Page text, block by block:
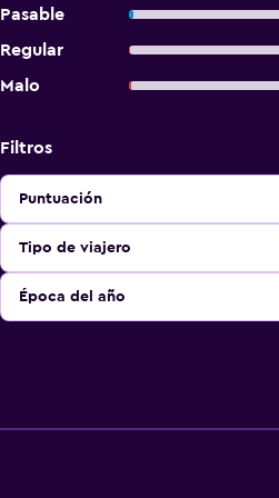
Pasable
Regular
Malo
Filtros
Puntuación
Tipo de viajero
Época del año